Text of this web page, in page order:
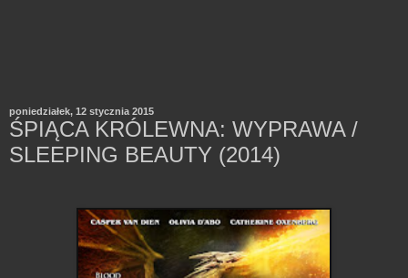
poniedziałek, 12 stycznia 2015
ŚPIĄCA KRÓLEWNA: WYPRAWA /
SLEEPING BEAUTY (2014)